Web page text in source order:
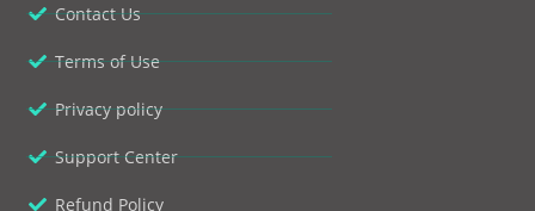
Contact Us
Terms of Use
Privacy policy
Support Center
Refund Policy